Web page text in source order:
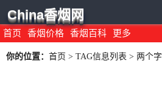
首页 香烟价格 香烟百科 更多
China香烟网
你的位置： 首页 > TAG信息列表 > 两个字